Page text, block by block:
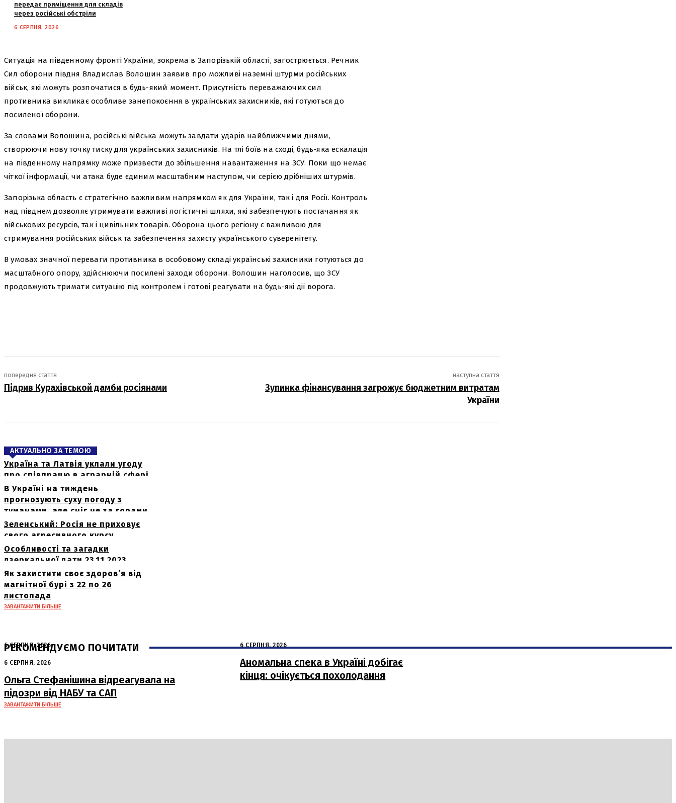
передає приміщення для складів
через російські обстріли
6 СЕРПНЯ, 2026
Ситуація на південному фронті України, зокрема в Запорізькій області, загострюється. Речник
Сил оборони півдня Владислав Волошин заявив про можливі наземні штурми російських
військ, які можуть розпочатися в будь-який момент. Присутність переважаючих сил
противника викликає особливе занепокоєння в українських захисників, які готуються до
посиленої оборони.
За словами Волошина, російські війська можуть завдати ударів найближчими днями,
створюючи нову точку тиску для українських захисників. На тлі боїв на сході, будь-яка ескалація
на південному напрямку може призвести до збільшення навантаження на ЗСУ. Поки що немає
чіткої інформації, чи атака буде єдиним масштабним наступом, чи серією дрібніших штурмів.
Запорізька область є стратегічно важливим напрямком як для України, так і для Росії. Контроль
над півднем дозволяє утримувати важливі логістичні шляхи, які забезпечують постачання як
військових ресурсів, так і цивільних товарів. Оборона цього регіону є важливою для
стримування російських військ та забезпечення захисту українського суверенітету.
В умовах значної переваги противника в особовому складі українські захисники готуються до
масштабного опору, здійснюючи посилені заходи оборони. Волошин наголосив, що ЗСУ
продовжують тримати ситуацію під контролем і готові реагувати на будь-які дії ворога.
попередня стаття
Підрив Курахівськой дамби росіянами
наступна стаття
Зупинка фінансування загрожує бюджетним витратам
України
АКТУАЛЬНО ЗА ТЕМОЮ
Україна та Латвія уклали угоду
про співпрацю в аграрній сфері
В Україні на тиждень
прогнозують суху погоду з
туманами, але сніг не за горами
Зеленський: Росія не приховує
свого агресивного курсу
Особливості та загадки
дзеркальної дати 23.11.2023
Як захистити своє здоров’я від
магнітної бурі з 22 по 26
листопада
ЗАВАНТАЖИТИ БІЛЬШЕ
РЕКОМЕНДУЄМО ПОЧИТАТИ
6 СЕРПНЯ, 2026
Нічна атака в Сумах: руйнування та
жертви від російських авіабомб
6 СЕРПНЯ, 2026
Аномальна спека в Україні добігає
кінця: очікується похолодання
6 СЕРПНЯ, 2026
Ольга Стефанішина відреагувала на
підозри від НАБУ та САП
ЗАВАНТАЖИТИ БІЛЬШЕ